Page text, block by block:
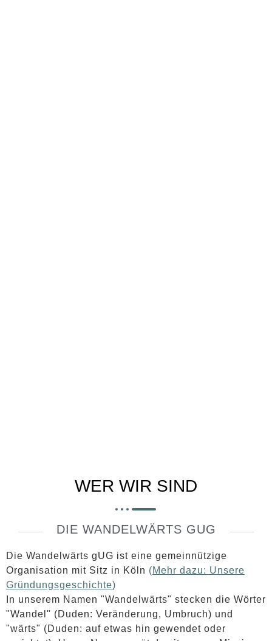
WER WIR SIND
DIE WANDELWÄRTS GUG
Die Wandelwärts gUG ist eine gemeinnützige
Organisation mit Sitz in Köln (Mehr dazu: Unsere
Gründungsgeschichte)
In unserem Namen "Wandelwärts" stecken die Wörter
"Wandel" (Duden: Veränderung, Umbruch) und
"wärts" (Duden: auf etwas hin gewendet oder